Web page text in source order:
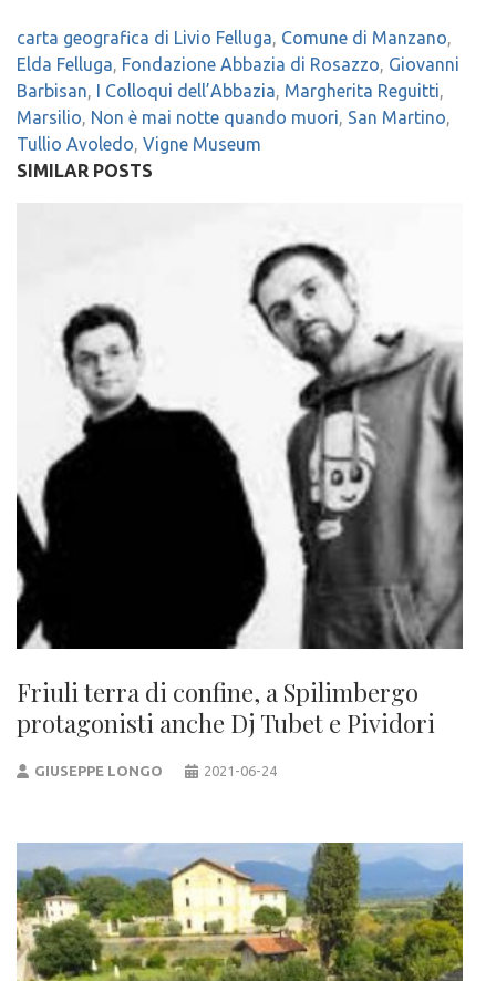
carta geografica di Livio Felluga, Comune di Manzano,
Elda Felluga, Fondazione Abbazia di Rosazzo, Giovanni
Barbisan, I Colloqui dell’Abbazia, Margherita Reguitti,
Marsilio, Non è mai notte quando muori, San Martino,
Tullio Avoledo, Vigne Museum
SIMILAR POSTS
Friuli terra di confine, a Spilimbergo
protagonisti anche Dj Tubet e Pividori
GIUSEPPE LONGO 2021-06-24